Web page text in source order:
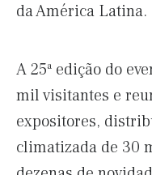
da América Latina.
A 25ª edição do
mil visitantes e
expositores,
climatizada de 30